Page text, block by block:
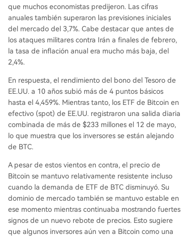
que muchos economistas predijeron. Las cifras
anuales también superaron las previsiones iniciales
del mercado del 3,7%. Cabe destacar que antes de
los ataques militares contra Irán a finales de febrero,
la tasa de inflación anual era mucho más baja, del
2,4%.
En respuesta, el rendimiento del bono del Tesoro de
EE.UU. a 10 años subió más de 4 puntos básicos
hasta el 4,459%. Mientras tanto, los ETF de Bitcoin en
efectivo (spot) de EE.UU. registraron una salida diaria
combinada de más de $233 millones el 12 de mayo,
lo que muestra que los inversores se están alejando
de BTC.
A pesar de estos vientos en contra, el precio de
Bitcoin se mantuvo relativamente resistente incluso
cuando la demanda de ETF de BTC disminuyó. Su
dominio de mercado también se mantuvo estable en
ese momento mientras continuaba mostrando fuertes
signos de un nuevo rebote de precios. Esto sugiere
que algunos inversores aún ven a Bitcoin como una